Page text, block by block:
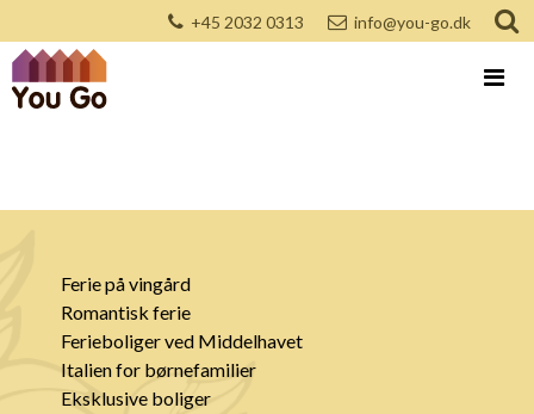
+45 2032 0313 info@you-go.dk
Ferie på vingård
Romantisk ferie
Ferieboliger ved Middelhavet
Italien for børnefamilier
Eksklusive boliger